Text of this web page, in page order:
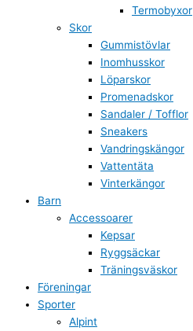
Termobyxor
Skor
Gummistövlar
Inomhusskor
Löparskor
Promenadskor
Sandaler / Tofflor
Sneakers
Vandringskängor
Vattentäta
Vinterkängor
Barn
Accessoarer
Kepsar
Ryggsäckar
Träningsväskor
Föreningar
Sporter
Alpint